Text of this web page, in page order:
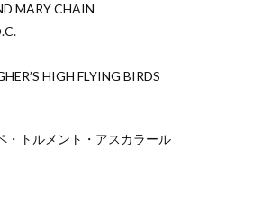
MARY CHAIN
HIGH FLYING BIRDS
・トルメント・アスカラール